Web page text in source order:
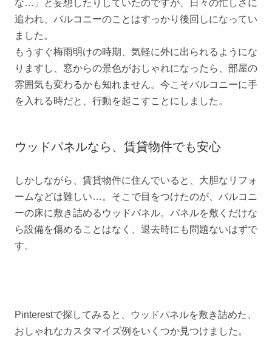
な…」と妄想したりしていたのですが、日々の忙しさに
追われ、バルコニーのことはすっかり後回しになってい
ました。
もうすぐ梅雨明けの時期、気軽に外に出られるようにな
りますし、窓からの景色がおしゃれになったら、部屋の
雰囲気も変わるかも知れません。今こそバルコニーに手
を入れる時だと、行動を起こすことにしました。
ウッドパネルなら、賃貸物件でも安心
しかしながら、賃貸物件に住んでいると、大胆なリフォ
ームなどは難しい…。そこで目をつけたのが、バルコニ
ーの床に敷き詰めるウッドパネル。パネルを敷くだけな
ら設備を傷めることはなく、退去時にも問題ないはずで
す。
Pinterestで探してみると、ウッドパネルを敷き詰めた、
おしゃれなカスタマイズ例をいくつか見つけました。